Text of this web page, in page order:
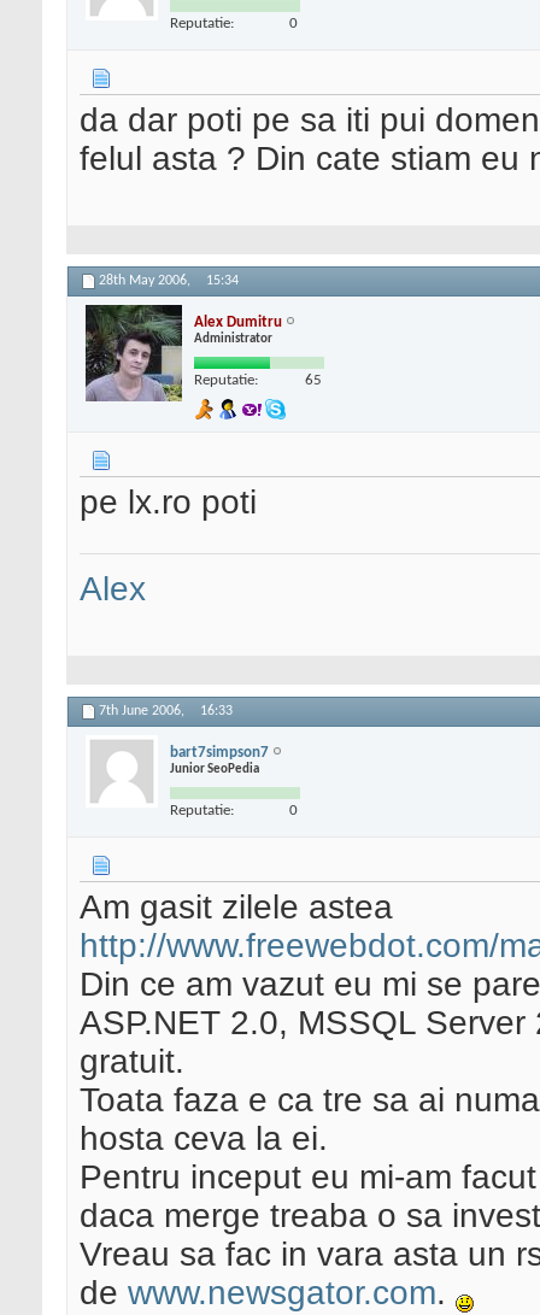
Reputatie: 0
da dar poti pe sa iti pui
felul asta ? Din cate stiam
28th May 2006, 15:34
Alex Dumitru
Administrator
Reputatie: 65
pe lx.ro poti
Alex
7th June 2006, 16:33
bart7simpson7
Junior SeoPedia
Reputatie: 0
Am gasit zilele astea
http://www.freewebdot.com/
Din ce am vazut eu mi se
ASP.NET 2.0, MSSQL
gratuit.
Toata faza e ca tre sa ai
hosta ceva la ei.
Pentru inceput eu mi-am
daca merge treaba o sa
Vreau sa fac in vara asta un
de www.newsgator.com.